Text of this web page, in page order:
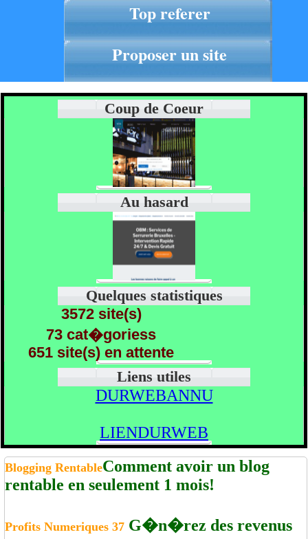
Top referer
Proposer un site
Coup de Coeur
Au hasard
Quelques statistiques
3572 site(s)
73 cat�goriess
651 site(s) en attente
Liens utiles
DURWEBANNU
LIENDURWEB
Blogging RentableComment avoir un blog
rentable en seulement 1 mois!
Profits Numeriques 37 G�n�rez des revenus